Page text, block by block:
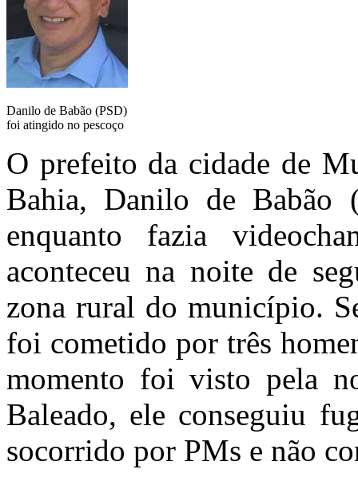
Danilo de Babão (PSD)
foi atingido no pescoço
O prefeito da cidade de
Bahia, Danilo de Babão
enquanto fazia
aconteceu na noite de
zona rural do município.
foi cometido por três
momento foi visto pela
Baleado, ele conseguiu
socorrido por PMs e não